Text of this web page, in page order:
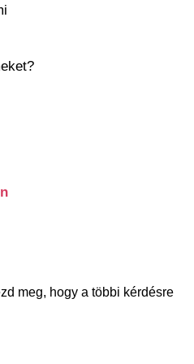
meg, hogy a többi kérdésre